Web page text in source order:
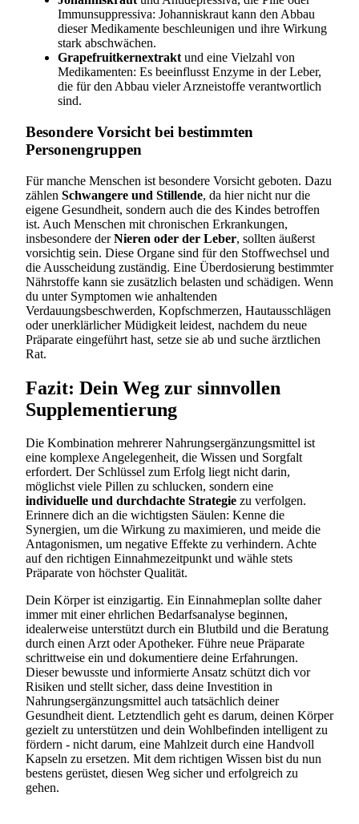
Immunsuppressiva: Johanniskraut kann den Abbau
dieser Medikamente beschleunigen und ihre Wirkung
stark abschwächen.
Grapefruitkernextrakt und eine Vielzahl von
Medikamenten: Es beeinflusst Enzyme in der Leber,
die für den Abbau vieler Arzneistoffe verantwortlich
sind.
Besondere Vorsicht bei bestimmten
Personengruppen
Für manche Menschen ist besondere Vorsicht geboten. Dazu
zählen Schwangere und Stillende, da hier nicht nur die
eigene Gesundheit, sondern auch die des Kindes betroffen
ist. Auch Menschen mit chronischen Erkrankungen,
insbesondere derNieren oder der Leber, sollten äußerst
vorsichtig sein. Diese Organe sind für den Stoffwechsel und
die Ausscheidung zuständig. Eine Überdosierung bestimmter
Nährstoffe kann sie zusätzlich belasten und schädigen. Wenn
du unter Symptomen wie anhaltenden
Verdauungsbeschwerden, Kopfschmerzen, Hautausschlägen
oder unerklärlicher Müdigkeit leidest, nachdem du neue
Präparate eingeführt hast, setze sie ab und suche ärztlichen
Rat.
Fazit: Dein Weg zur sinnvollen
Supplementierung
Die Kombination mehrerer Nahrungsergänzungsmittel ist
eine komplexe Angelegenheit, die Wissen und Sorgfalt
erfordert. Der Schlüssel zum Erfolg liegt nicht darin,
möglichst viele Pillen zu schlucken, sondern eine
individuelle und durchdachte Strategie zu verfolgen.
Erinnere dich an die wichtigsten Säulen: Kenne die
Synergien, um die Wirkung zu maximieren, und meide die
Antagonismen, um negative Effekte zu verhindern. Achte
auf den richtigen Einnahmezeitpunkt und wähle stets
Präparate von höchster Qualität.
Dein Körper ist einzigartig. Ein Einnahmeplan sollte daher
immer mit einer ehrlichen Bedarfsanalyse beginnen,
idealerweise unterstützt durch ein Blutbild und die Beratung
durch einen Arzt oder Apotheker. Führe neue Präparate
schrittweise ein und dokumentiere deine Erfahrungen.
Dieser bewusste und informierte Ansatz schützt dich vor
Risiken und stellt sicher, dass deine Investition in
Nahrungsergänzungsmittel auch tatsächlich deiner
Gesundheit dient. Letztendlich geht es darum, deinen Körper
gezielt zu unterstützen und dein Wohlbefinden intelligent zu
fördern - nicht darum, eine Mahlzeit durch eine Handvoll
Kapseln zu ersetzen. Mit dem richtigen Wissen bist du nun
bestens gerüstet, diesen Weg sicher und erfolgreich zu
gehen.